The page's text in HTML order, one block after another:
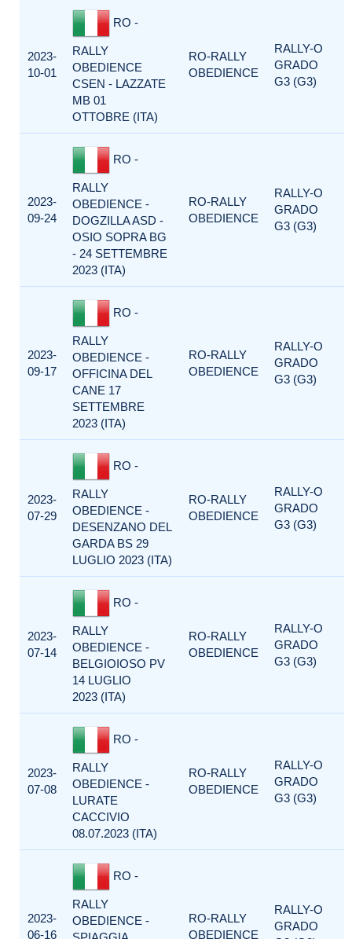
2023-
10-01
RO -
RALLY
OBEDIENCE
CSEN - LAZZATE
MB 01
OTTOBRE (ITA)
RO-RALLY
OBEDIENCE
RALLY-O
GRADO
G3 (G3)
2023-
09-24
RO -
RALLY
OBEDIENCE -
DOGZILLA ASD -
OSIO SOPRA BG
- 24 SETTEMBRE
2023 (ITA)
RO-RALLY
OBEDIENCE
RALLY-O
GRADO
G3 (G3)
2023-
09-17
RO -
RALLY
OBEDIENCE -
OFFICINA DEL
CANE 17
SETTEMBRE
2023 (ITA)
RO-RALLY
OBEDIENCE
RALLY-O
GRADO
G3 (G3)
2023-
07-29
RO -
RALLY
OBEDIENCE -
DESENZANO DEL
GARDA BS 29
LUGLIO 2023 (ITA)
RO-RALLY
OBEDIENCE
RALLY-O
GRADO
G3 (G3)
2023-
07-14
RO -
RALLY
OBEDIENCE -
BELGIOIOSO PV
14 LUGLIO
2023 (ITA)
RO-RALLY
OBEDIENCE
RALLY-O
GRADO
G3 (G3)
2023-
07-08
RO -
RALLY
OBEDIENCE -
LURATE
CACCIVIO
08.07.2023 (ITA)
RO-RALLY
OBEDIENCE
RALLY-O
GRADO
G3 (G3)
2023-
06-16
RO -
RALLY
OBEDIENCE -
RO-RALLY
OBEDIENCE
RALLY-O
GRADO